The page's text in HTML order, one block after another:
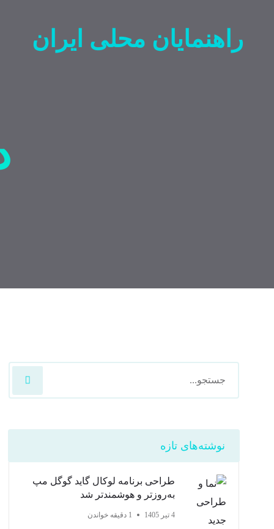
راهنمایان محلی ایران
نوشته‌های تازه
طراحی برنامه لوکال گاید گوگل مپ
به‌روزتر و هوشمندتر شد
4 تیر 1405 1 دقیقه خواندن